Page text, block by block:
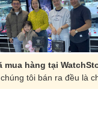
mua hàng tại
tôi bán ra đều là